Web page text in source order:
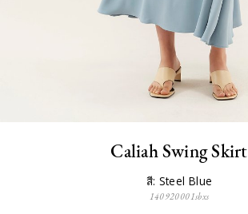
Caliah Swing Skirt
สี: Steel Blue
140920001sbxs